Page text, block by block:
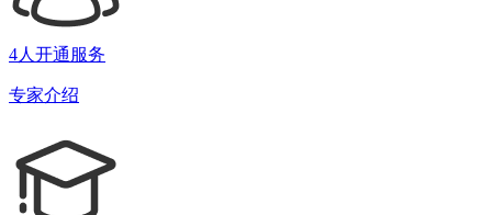
4人开通服务
专家介绍